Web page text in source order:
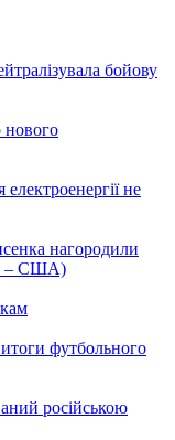
бойову
нового
не
нагородили
– США)
футбольного
російською